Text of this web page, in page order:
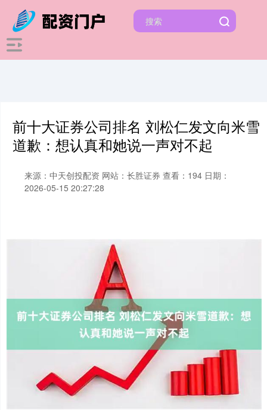
前十大证券公司排名 刘松仁发文向米雪
道歉：想认真和她说一声对不起
来源：中天创投配资 网站：长胜证券 查看：194 日期：
2026-05-15 20:27:28